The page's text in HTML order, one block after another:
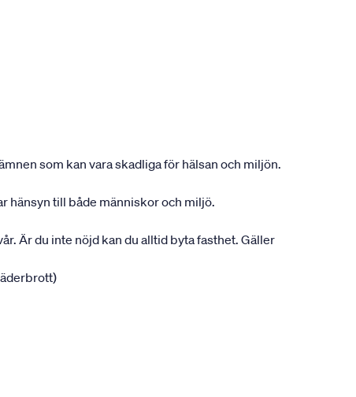
som kan vara skadliga för hälsan och miljön.
hänsyn till både människor och miljö.
Är du inte nöjd kan du alltid byta fasthet. Gäller